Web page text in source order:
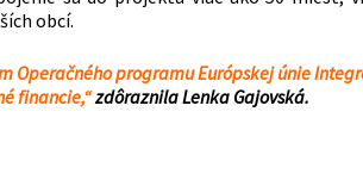
obcí.
Operačného programu Európskej únie
financie,“zdôraznila Lenka Gajovská.